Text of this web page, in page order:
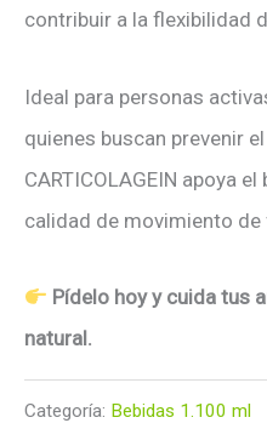
contribuir a la flexibilidad
Ideal para personas
quienes buscan prevenir
CARTICOLAGEIN apoya
calidad de movimiento de
Pídelo hoy y cuida tus
natural.
Categoría: Bebidas 1.100 ml